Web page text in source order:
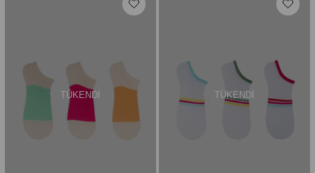
TÜKENDI TÜKENDI